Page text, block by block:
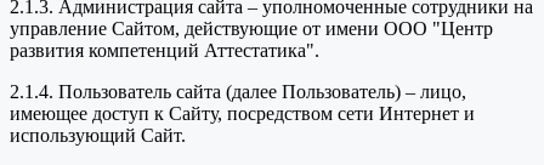
2.1.3. Администрация сайта – уполномоченные сотрудники на
управление Сайтом, действующие от имени ООО "Центр
развития компетенций Аттестатика".
2.1.4. Пользователь сайта (далее Пользователь) – лицо,
имеющее доступ к Сайту, посредством сети Интернет и
использующий Сайт.